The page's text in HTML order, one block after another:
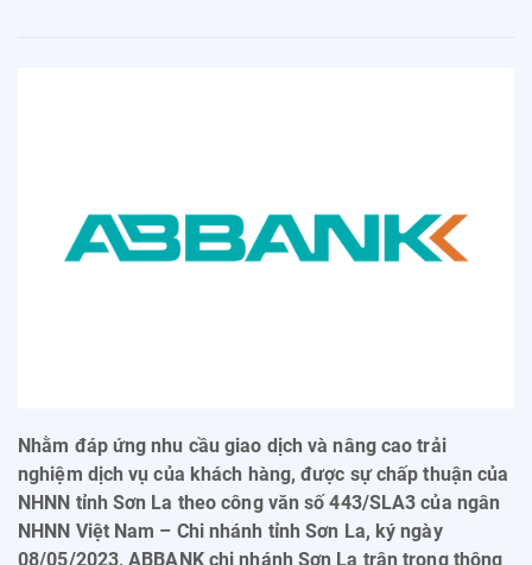
Nhằm đáp ứng nhu cầu giao dịch và nâng cao trải
nghiệm dịch vụ của khách hàng, được sự chấp thuận của
NHNN tỉnh Sơn La theo công văn số 443/SLA3 của ngân
NHNN Việt Nam – Chi nhánh tỉnh Sơn La, ký ngày
08/05/2023, ABBANK chi nhánh Sơn La trân trọng thông